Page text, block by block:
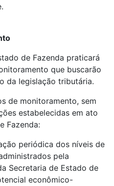
de Fazenda praticará
que buscarão
da legislação tributária.
de monitoramento, sem
estabelecidas em ato
Fazenda:
periódica dos níveis de
pela
Secretaria de Estado de
econômico-